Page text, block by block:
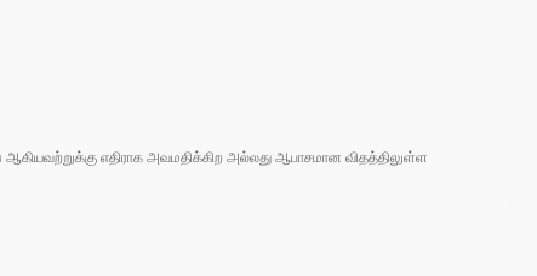
ஆகியவற்றுக்கு எதிராக அவமதிக்கிற அல்லது ஆபாசமான விதத்திலுள்ள